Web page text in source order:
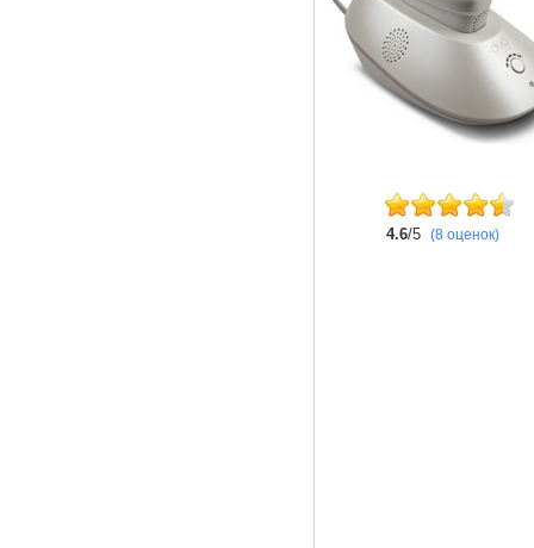
4.6/5 (8 оценок)